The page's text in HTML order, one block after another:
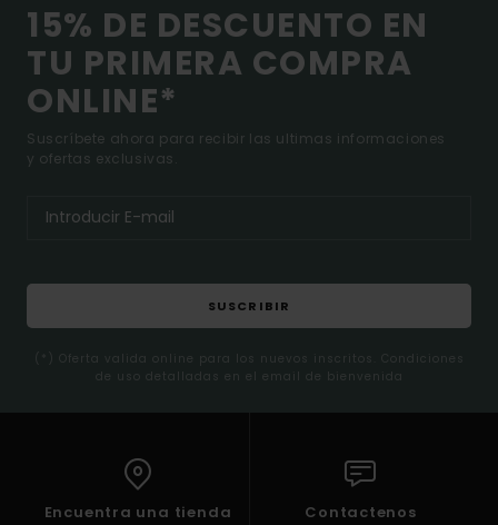
15% DE DESCUENTO EN
TU PRIMERA COMPRA
ONLINE*
Suscríbete ahora para recibir las ultimas informaciones
y ofertas exclusivas.
SUSCRIBIR
(*) Oferta valida online para los nuevos inscritos. Condiciones
de uso detalladas en el email de bienvenida
Encuentra una tienda Contactenos